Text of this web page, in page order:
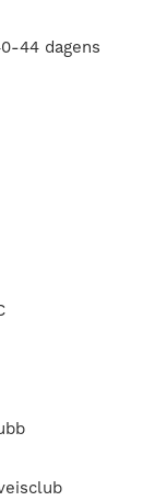
44 dagens